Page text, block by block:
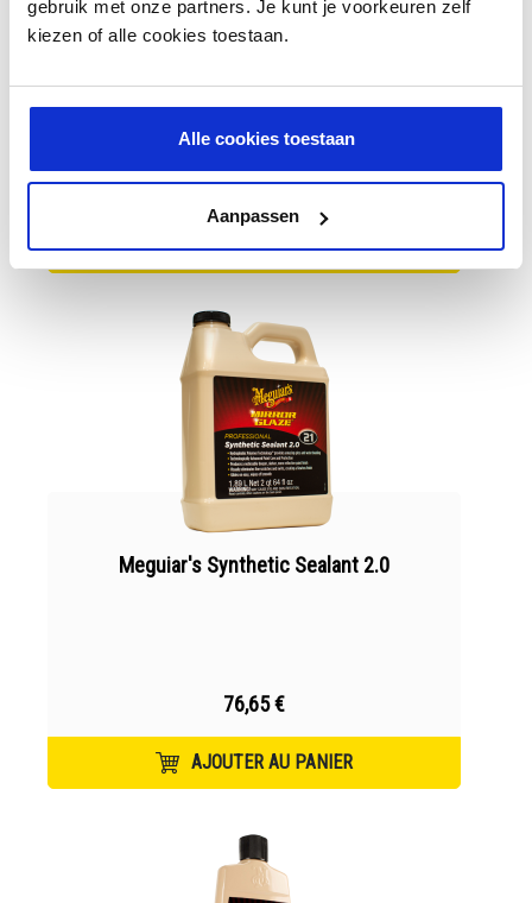
gebruik met onze partners. Je kunt je voorkeuren zelf
kiezen of alle cookies toestaan.
Alle cookies toestaan
Aanpassen
Meguiar's Synthetic Sealant 2.0
39,91 €
AJOUTER AU PANIER
Meguiar's Synthetic Sealant 2.0
76,65 €
AJOUTER AU PANIER